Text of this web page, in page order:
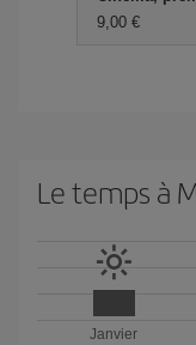
9,00 €
Le temps à
Janvier